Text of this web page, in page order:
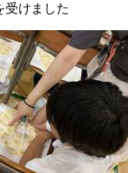
受けました